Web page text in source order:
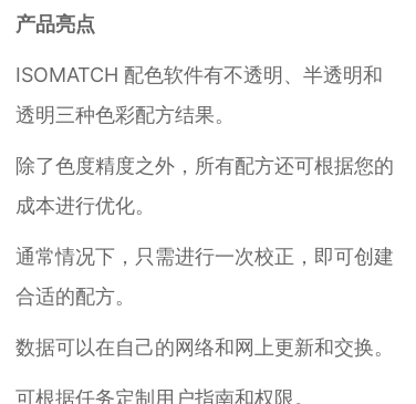
产品亮点
ISOMATCH 配色软件有不透明、半透明和
透明三种色彩配方结果。
除了色度精度之外，所有配方还可根据您的
成本进行优化。
通常情况下，只需进行一次校正，即可创建
合适的配方。
数据可以在自己的网络和网上更新和交换。
可根据任务定制用户指南和权限。